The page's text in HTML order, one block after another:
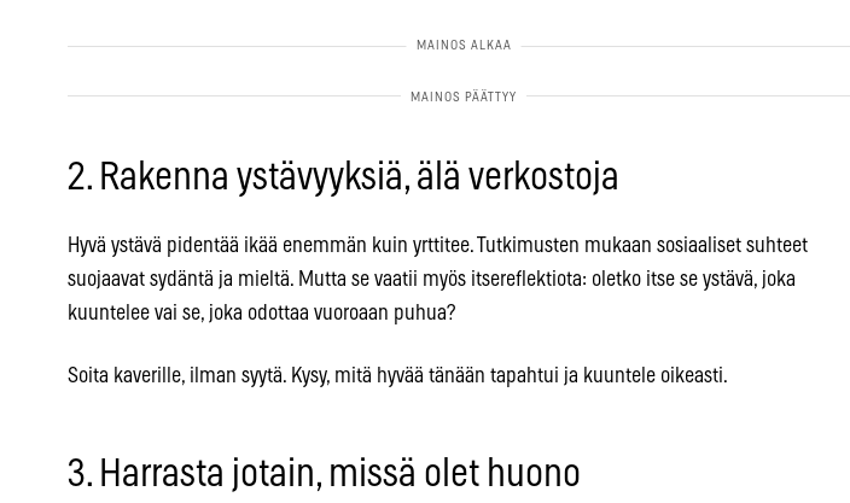
2. Rakenna ystävyyksiä, älä verkostoja
Hyvä ystävä pidentää ikää enemmän kuin yrttitee. Tutkimusten mukaan sosiaaliset suhteet
suojaavat sydäntä ja mieltä. Mutta se vaatii myös itsereflektiota: oletko itse se ystävä, joka
kuuntelee vai se, joka odottaa vuoroaan puhua?
Soita kaverille, ilman syytä. Kysy, mitä hyvää tänään tapahtui ja kuuntele oikeasti.
3. Harrasta jotain, missä olet huono